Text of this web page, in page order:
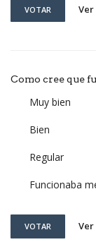
VOTAR
Como cree que
Muy bien
Bien
Regular
Funcionaba
VOTAR